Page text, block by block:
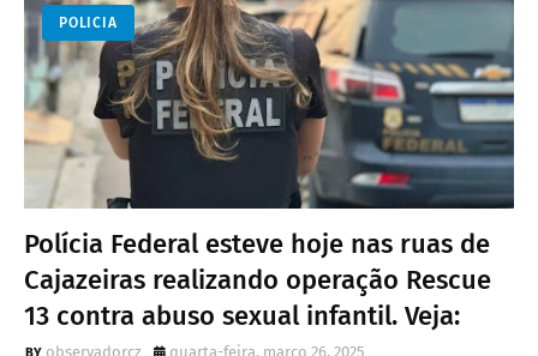
POLICIA
Polícia Federal esteve hoje nas ruas de
Cajazeiras realizando operação Rescue
13 contra abuso sexual infantil. Veja:
observadorcz
quarta-feira, março 26, 2025